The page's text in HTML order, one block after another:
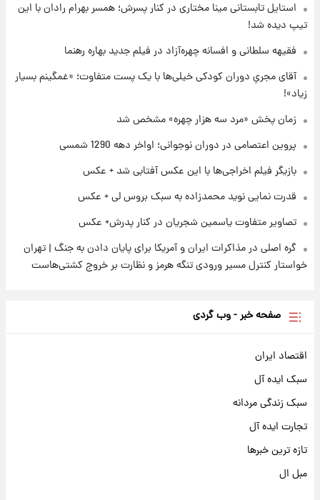
علی مطهری: اجرای کامل تفاهم‌نامه اسلام‌آباد،
استایل تابستانی مینا مختاری در کنار پسرش؛ همسر بهرام رادان با این
تیپ دیده شد!
فقیهه سلطانی و افسانه چهره‌آزاد در فیلم جدید بهاره رهنما
آقای مجریِ دوران کودکی خیلی‌ها با یک پست متفاوت؛ «غمگینم بسیار
زیاد»!
زمان پخش «مرد سه هزار چهره» مشخص شد
پروین اعتصامی در دوران نوجوانی؛ اواخر دهه 1290 شمسی
بازیگر فیلم اخراجی‌ها با این عکس آفتابی شد + عکس
قدرت نمایی نوید محمدزاده به سبک بروس لی + عکس
تصاویر متفاوت یاسمین شجریان در کنار پدرش+ عکس
گره اصلی در مذاکرات ایران و آمریکا برای پایان دادن به جنگ | تهران
خواستار کنترل مسیر ورودی تنگه هرمز و نظارت بر خروج کشتی‌هاست
صفحه خبر - وب گردی
اقتصاد ایران
سبک ایده آل
سبک زندگی مردانه
تجارت ایده آل
تازه ترین خبرها
مبل ال